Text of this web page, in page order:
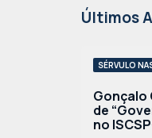
Últimos
SÉRVULO
Gonçalo
de
no